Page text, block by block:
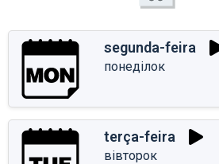
segunda-feira
понеділок
terça-feira
вівторок